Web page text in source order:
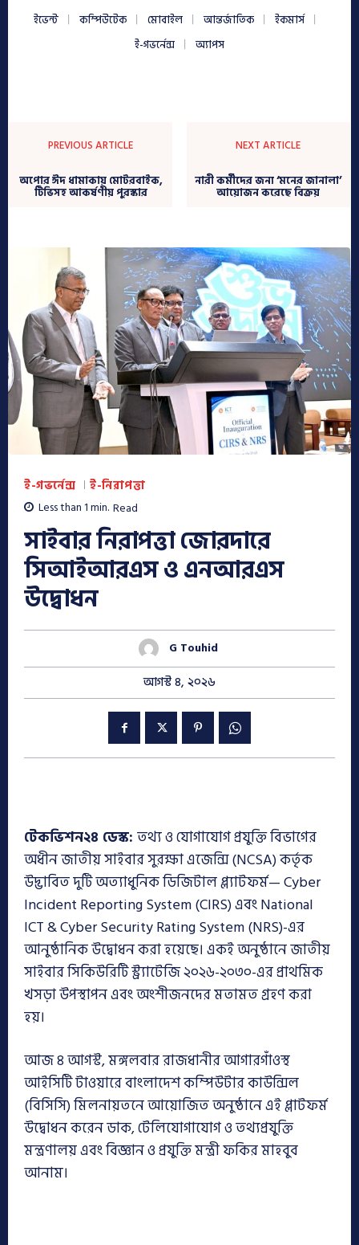
ইভেন্ট কম্পিউটেক মোবাইল আন্তর্জাতিক
ইকমার্স
ই-গভর্নেন্স
অ্যাপস
PREVIOUS ARTICLE
অপোর ঈদ ধামাকায় মোটরবাইক,
টিভিসহ আকর্ষণীয় পুরস্কার
NEXT ARTICLE
নারী কর্মীদের জন্য ‘মনের জানালা’
আয়োজন করেছে বিক্রয়